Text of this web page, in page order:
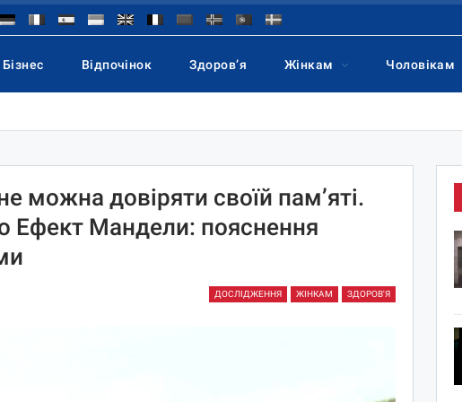
Бізнес Відпочінок Здоров’я Жінкам Чоловікам
можна довіряти своїй пам’яті.
Ефект Мандели: пояснення
ДОСЛІДЖЕННЯ ЖІНКАМ ЗДОРОВ'Я